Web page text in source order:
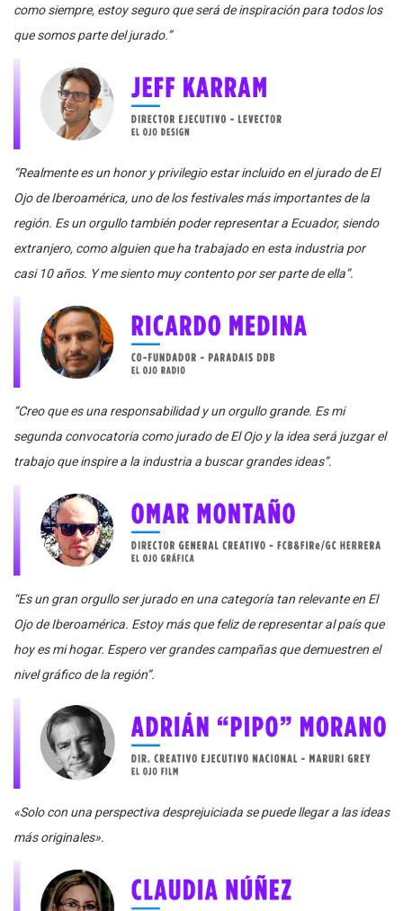
como siempre, estoy seguro que será de inspiración para todos los
que somos parte del jurado.”
“Realmente es un honor y privilegio estar incluido en el jurado de El
Ojo de Iberoamérica, uno de los festivales más importantes de la
región. Es un orgullo también poder representar a Ecuador, siendo
extranjero, como alguien que ha trabajado en esta industria por
casi 10 años. Y me siento muy contento por ser parte de ella”.
“Creo que es una responsabilidad y un orgullo grande. Es mi
segunda convocatoria como jurado de El Ojo y la idea será juzgar el
trabajo que inspire a la industria a buscar grandes ideas”.
“Es un gran orgullo ser jurado en una categoría tan relevante en El
Ojo de Iberoamérica. Estoy más que feliz de representar al país que
hoy es mi hogar. Espero ver grandes campañas que demuestren el
nivel gráfico de la región”.
«Solo con una perspectiva desprejuiciada se puede llegar a las ideas
más originales».